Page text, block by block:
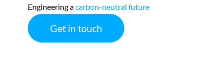
Engineering acarbon-neutral future
Get in touch